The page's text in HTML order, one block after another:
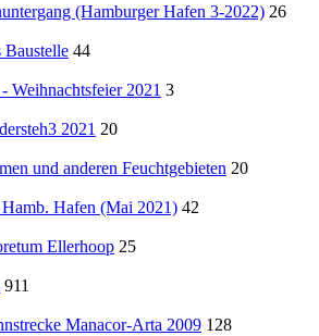
(Hamburger Hafen 3-2022) 26
44
Weihnachtsfeier 2021 3
2021 20
und anderen Feuchtgebieten 20
Hafen (Mai 2021) 42
Ellerhoop 25
911
Manacor-Arta 2009 128